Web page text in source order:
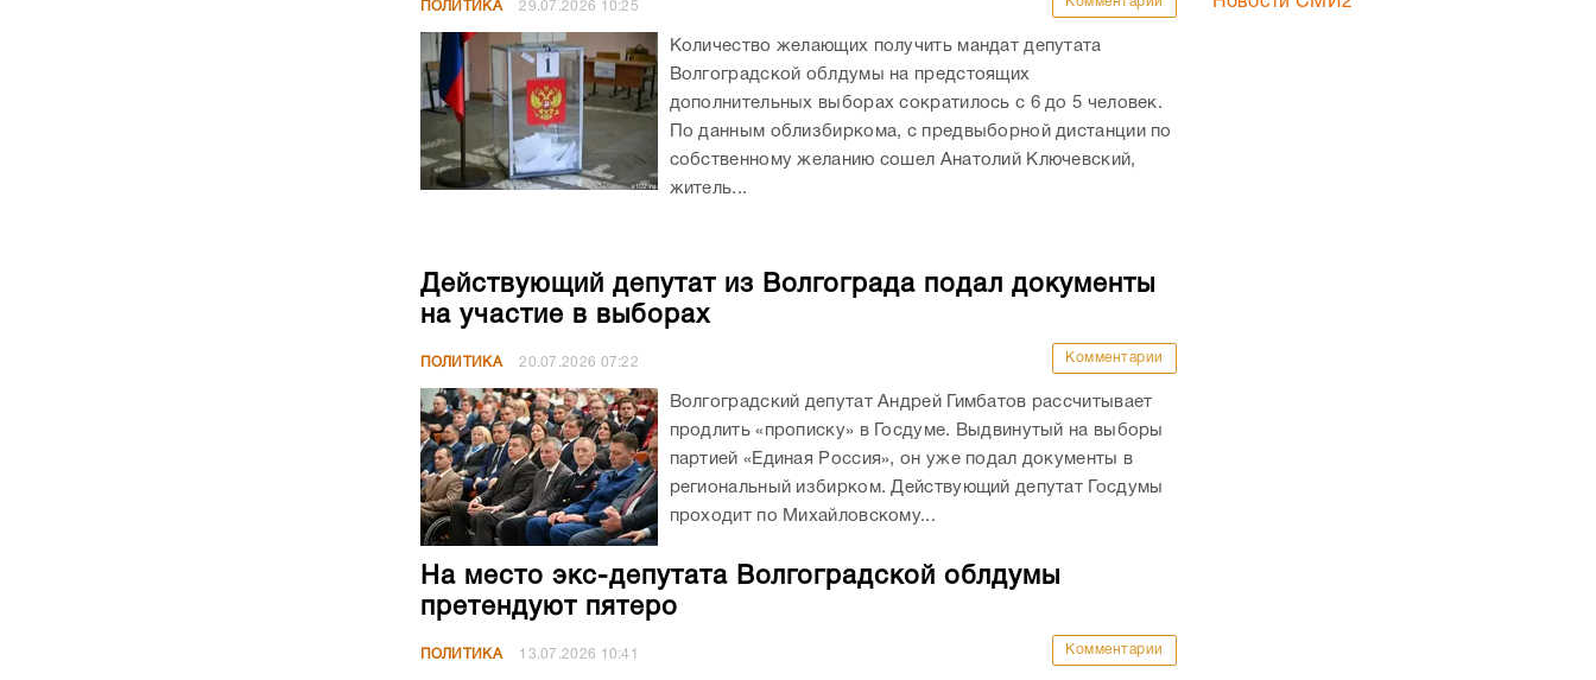
ПОЛИТИКА 29.07.2026 10:25
Количество желающих получить мандат депутата
Волгоградской облдумы на предстоящих
дополнительных выборах сократилось с 6 до 5 человек.
По данным облизбиркома, с предвыборной дистанции по
собственному желанию сошел Анатолий Ключевский,
житель...
Действующий депутат из Волгограда подал документы
на участие в выборах
ПОЛИТИКА 20.07.2026 07:22 Комментарии
Волгоградский депутат Андрей Гимбатов рассчитывает
продлить «прописку» в Госдуме. Выдвинутый на выборы
партией «Единая Россия», он уже подал документы в
региональный избирком. Действующий депутат Госдумы
проходит по Михайловскому...
На место экс-депутата Волгоградской облдумы
претендуют пятеро
ПОЛИТИКА 13.07.2026 10:41 Комментарии